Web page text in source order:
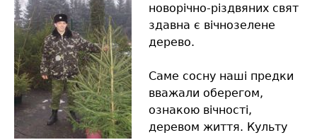
новорічно-різдвяних свят
здавна є вічнозелене
дерево.
Саме сосну наші предки
вважали оберегом,
ознакою вічності,
деревом життя. Культу